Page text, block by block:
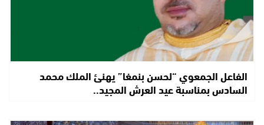
الفاعل الجمعوي “لحسن بنمغا” يهنئ الملك محمد
السادس بمناسبة عيد العرش المجيد..